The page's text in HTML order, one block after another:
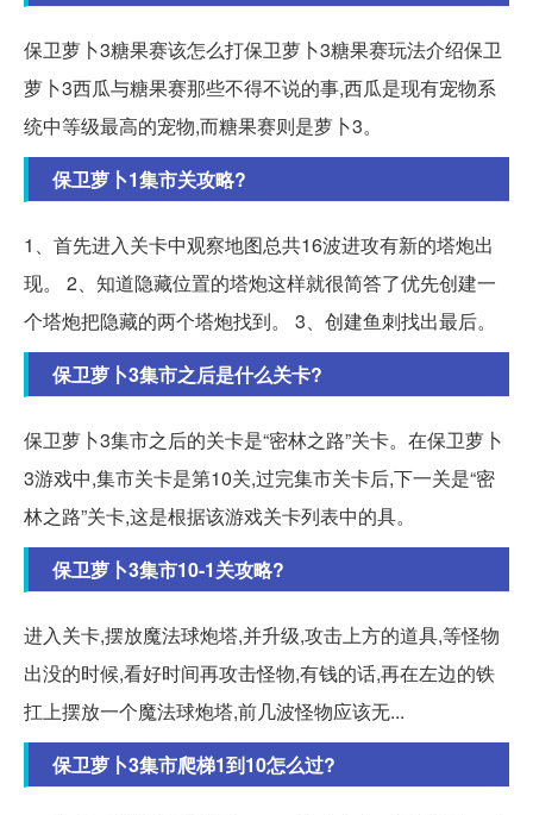
保卫萝卜3糖果赛该怎么打保卫萝卜3糖果赛玩法介绍保卫
萝卜3西瓜与糖果赛那些不得不说的事,西瓜是现有宠物系
统中等级最高的宠物,而糖果赛则是萝卜3。
保卫萝卜1集市关攻略?
1、首先进入关卡中观察地图总共16波进攻有新的塔炮出
现。 2、知道隐藏位置的塔炮这样就很简答了优先创建一
个塔炮把隐藏的两个塔炮找到。 3、创建鱼刺找出最后。
保卫萝卜3集市之后是什么关卡?
保卫萝卜3集市之后的关卡是“密林之路”关卡。在保卫萝卜
3游戏中,集市关卡是第10关,过完集市关卡后,下一关是“密
林之路”关卡,这是根据该游戏关卡列表中的具。
保卫萝卜3集市10-1关攻略?
进入关卡,摆放魔法球炮塔,并升级,攻击上方的道具,等怪物
出没的时候,看好时间再攻击怪物,有钱的话,再在左边的铁
扛上摆放一个魔法球炮塔,前几波怪物应该无...
保卫萝卜3集市爬梯1到10怎么过?